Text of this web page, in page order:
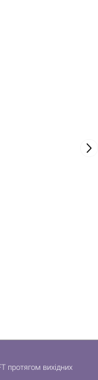
протягом вихідних